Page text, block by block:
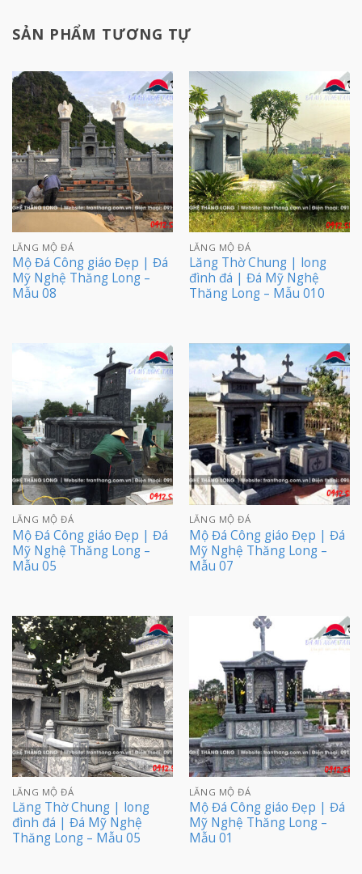
SẢN PHẨM TƯƠNG TỰ
LĂNG MỘ ĐÁ
Mộ Đá Công giáo Đẹp | Đá
Mỹ Nghệ Thăng Long –
Mẫu 08
LĂNG MỘ ĐÁ
Lăng Thờ Chung | long
đình đá | Đá Mỹ Nghệ
Thăng Long – Mẫu 010
LĂNG MỘ ĐÁ
Mộ Đá Công giáo Đẹp | Đá
Mỹ Nghệ Thăng Long –
Mẫu 05
LĂNG MỘ ĐÁ
Mộ Đá Công giáo Đẹp | Đá
Mỹ Nghệ Thăng Long –
Mẫu 07
LĂNG MỘ ĐÁ
Lăng Thờ Chung | long
đình đá | Đá Mỹ Nghệ
Thăng Long – Mẫu 05
LĂNG MỘ ĐÁ
Mộ Đá Công giáo Đẹp | Đá
Mỹ Nghệ Thăng Long –
Mẫu 01